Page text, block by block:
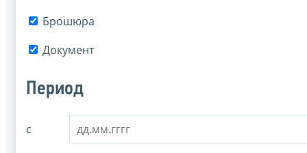
Брошюра
Документ
Период
с